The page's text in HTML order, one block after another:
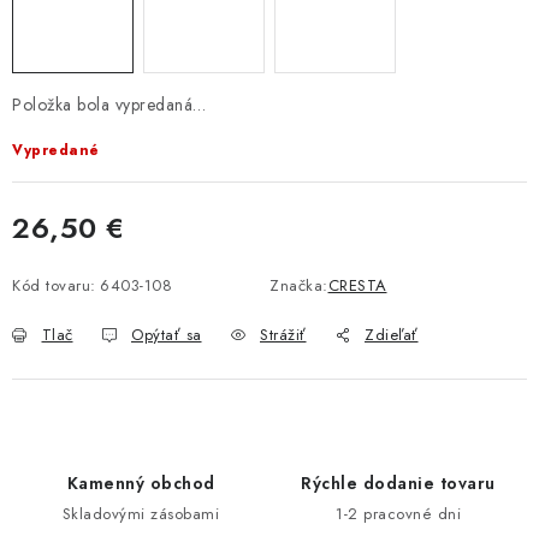
MOJA OBJEDNÁVKA
VRATKY - ODSTÚPENIE OD ZMLUVY - REKLAMACIU
DOPRAVA
ZNAČKY
Položka bola vypredaná…
Vypredané
26,50 €
Kód tovaru: 6403-108 Značka:CRESTA
Tlač Opýtať sa Strážiť Zdieľať
Kamenný obchod
Skladovými zásobami
Rýchle dodanie tovaru
1-2 pracovné dni